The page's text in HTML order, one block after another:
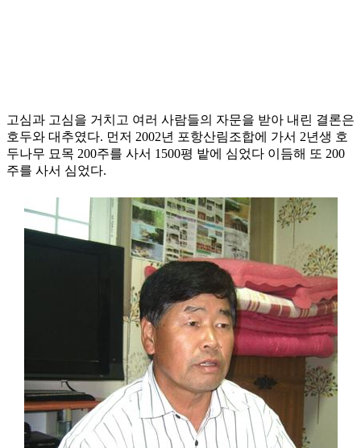
고심과 고심을 거치고 여러 사람들의 자문을 받아 내린 결론은
호두와 대추였다. 먼저 2002년 포항산림조합에 가서 2년생 호
두나무 묘목 200주를 사서 1500평 밭에 심었다 이듬해 또 200
주를 사서 심었다.